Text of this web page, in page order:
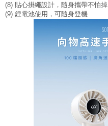
(8) 貼心掛繩設計，隨身攜帶不怕掉
(9) 鋰電池使用，可隨身登機